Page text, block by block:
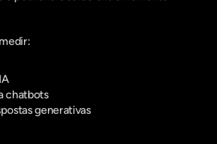
chatbots
generativas